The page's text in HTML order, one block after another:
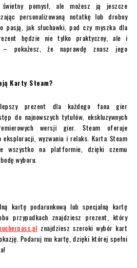
pomysł, ale możesz ją jeszcze
personalizowaną notatkę lub drobny
pasją, jak słuchawki, pad czy myszka dla
będzie nie tylko praktyczny, ale i
pokażesz, że naprawdę znasz jego
Karty Steam?
prezent dla każdego fana gier
do najnowszych tytułów, ekskluzywnych
wersji gier. Steam oferuje
eksploracji, wyzwania i relaks. Karta Steam
wszystko na platformie, dzięki czemu
wyboru.
kartę podarunkową lub specjalną kartę
przypadkach znajdziesz prezent, który
znajdziesz szeroki wybór kart
Podaruj mu kartę, dzięki której spełni